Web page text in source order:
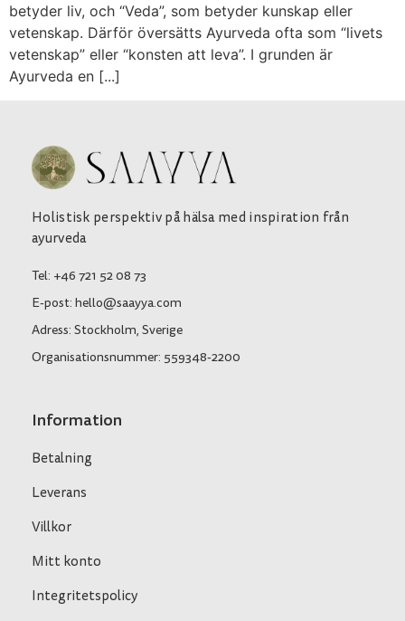
betyder liv, och “Veda”, som betyder kunskap eller
vetenskap. Därför översätts Ayurveda ofta som “livets
vetenskap” eller “konsten att leva”. I grunden är
Ayurveda en [...]
Holistisk perspektiv på hälsa med inspiration från
ayurveda
Tel: +46 721 52 08 73
E-post: hello@saayya.com
Adress: Stockholm, Sverige
Organisationsnummer: 559348-2200
Information
Betalning
Leverans
Villkor
Mitt konto
Integritetspolicy